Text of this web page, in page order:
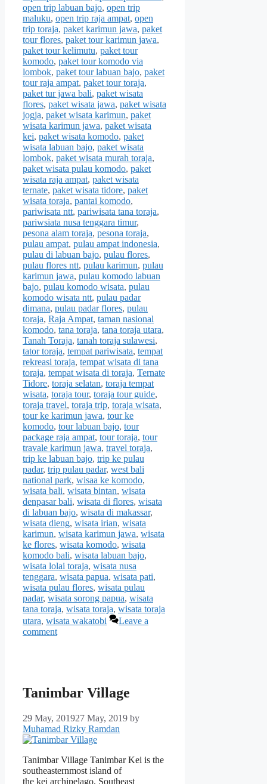
open trip labuan bajo, open trip
maluku, open trip raja ampat, open
trip toraja, paket karimun jawa, paket
tour flores, paket tour karimun jawa,
paket tour kelimutu, paket tour
komodo, paket tour komodo via
lombok, paket tour labuan bajo, paket
tour raja ampat, paket tour toraja,
paket tur jawa bali, paket wisata
flores, paket wisata jawa, paket wisata
jogja, paket wisata karimun, paket
wisata karimun jawa, paket wisata
kei, paket wisata komodo, paket
wisata labuan bajo, paket wisata
lombok, paket wisata murah toraja,
paket wisata pulau komodo, paket
wisata raja ampat, paket wisata
ternate, paket wisata tidore, paket
wisata toraja, pantai komodo,
pariwisata ntt, pariwisata tana toraja,
pariwsiata nusa tenggara timur,
pesona alam toraja, pesona toraja,
pulau ampat, pulau ampat indonesia,
pulau di labuan bajo, pulau flores,
pulau flores ntt, pulau karimun, pulau
karimun jawa, pulau komodo labuan
bajo, pulau komodo wisata, pulau
komodo wisata ntt, pulau padar
dimana, pulau padar flores, pulau
toraja, Raja Ampat, taman nasional
komodo, tana toraja, tana toraja utara,
Tanah Toraja, tanah toraja sulawesi,
tator toraja, tempat pariwisata, tempat
rekreasi toraja, tempat wisata di tana
toraja, tempat wisata di toraja, Ternate
Tidore, toraja selatan, toraja tempat
wisata, toraja tour, toraja tour guide,
toraja travel, toraja trip, toraja wisata,
tour ke karimun jawa, tour ke
komodo, tour labuan bajo, tour
package raja ampat, tour toraja, tour
travale karimun jawa, travel toraja,
trip ke labuan bajo, trip ke pulau
padar, trip pulau padar, west bali
national park, wisaa ke komodo,
wisata bali, wisata bintan, wisata
denpasar bali, wisata di flores, wisata
di labuan bajo, wisata di makassar,
wisata dieng, wisata irian, wisata
karimun, wisata karimun jawa, wisata
ke flores, wisata komodo, wisata
komodo bali, wisata labuan bajo,
wisata lolai toraja, wisata nusa
tenggara, wisata papua, wisata pati,
wisata pulau flores, wisata pulau
padar, wisata sorong papua, wisata
tana toraja, wisata toraja, wisata toraja
utara, wisata wakatobi
Leave a
comment
Tanimbar Village
29 May, 201927 May, 2019 by
Muhamad Rizky Ramdan
Tanimbar Village Tanimbar Kei is the
southeasternmost island of
the kei archipelago, Southeast